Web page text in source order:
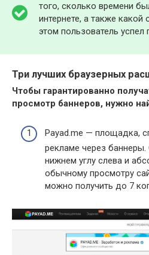
того, сколько времени
интернете, а также
этом пользователь успел
Три лучших браузерных
Чтобы гарантированно
просмотр баннеров, нужно
Payad.me — площадка,
рекламе через
нижнем углу слева и
обычному просмотру
можно получить до 7